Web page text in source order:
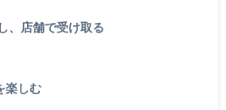
、店舗で受け取る
楽しむ